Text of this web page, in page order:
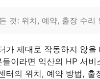
것: 위치, 예약, 출장 수리
가 제대로 작동하지 않
이라면 익산의 HP 서
터의 위치, 예약 방법,